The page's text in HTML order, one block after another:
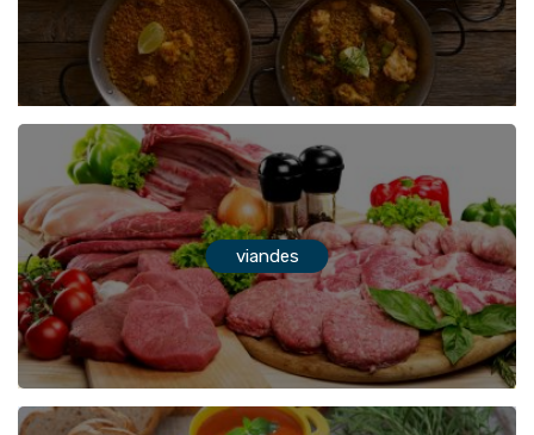
viandes